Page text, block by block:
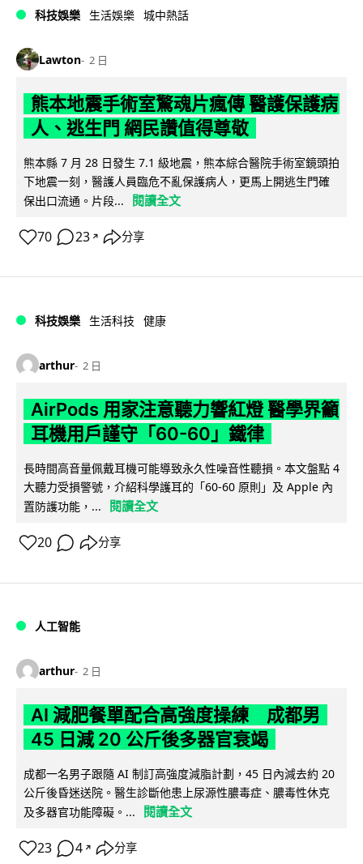
科技娛樂 生活娛樂 城中熱話
Lawton 2 日
熊本地震手術室驚魂片瘋傳 醫護保護病
人、逃生門 網民讚值得尊敬
熊本縣 7 月 28 日發生 7.1 級地震，熊本綜合醫院手術室鏡頭拍
下地震一刻，醫護人員臨危不亂保護病人，更馬上開逃生門確
保出口流通。片段...
閱讀全文
70 23 ↗ 分享
科技娛樂 生活科技 健康
arthur 2 日
AirPods 用家注意聽力響紅燈 醫學界籲
耳機用戶謹守「60-60」鐵律
長時間高音量佩戴耳機可能導致永久性噪音性聽損。本文盤點 4
大聽力受損警號，介紹科學護耳的「60-60 原則」及 Apple 內
置防護功能，...
閱讀全文
20 分享
人工智能
arthur 2 日
AI 減肥餐單配合高強度操練 成都男
45 日減 20 公斤後多器官衰竭
成都一名男子跟隨 AI 制訂高強度減脂計劃，45 日內減去約 20
公斤後昏迷送院。醫生診斷他患上尿源性膿毒症、膿毒性休克
及多器官功能障礙。...
閱讀全文
23 4 ↗ 分享